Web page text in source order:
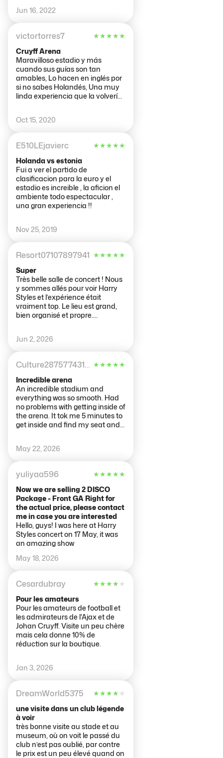
porque tengan pocos) pero
curiosa con muchos guiños a
Johan Cruyff.
Jun 16, 2022
victortorres7 ★★★★★
Cruyff Arena
Maravilloso estadio y más
cuando sus guías son tan
amables, Lo hacen en inglés por
si no sabes Holandés, Una muy
linda experiencia que la volvería
Oct 15, 2020
E510LEjavierc ★★★★★
Holanda vs estonia
Fui a ver el partido de
clasificacion para la euro y el
estadio es increible , la aficion el
ambiente todo espectacular ,
una gran experiencia !!
Nov 25, 2019
Resort07107897941 ★★★★★
Super
Très belle salle de concert ! Nous
y sommes allés pour voir Harry
Styles et l’expérience était
vraiment top. Le lieu est grand,
bien organisé et propre.
Nous avons passé une
excellente soirée. Je
recommande sans hésiter !
Jun 2, 2026
Culture28757743157 ★★★★★
Incredible arena
An incredible stadium and
everything was so smooth. Had
no problems with getting inside of
the arena. It tok me 5 minutes to
get inside and find my seat and
Would recommend everyone to
leave the arena as early as
possible after the show or match
to not get caught up in the big
crowds of people getting out at
the same time. If you’re taking
public transportation you should
rather take the train then the
metro:)
May 22, 2026
yuliyaa596 ★★★★★
Now we are selling 2 DISCO
Package - Front GA Right for
the actual price, please contact
me in case you are interested
Hello, guys! I was here at Harry
Styles concert on 17 May, it was
an amazing show
May 18, 2026
Cesardubray ★★★★ ★
Pour les amateurs
Pour les amateurs de football et
les admirateurs de l'Ajax et de
Johan Cruyff. Visite un peu chère
mais cela donne 10% de
réduction sur la boutique.
Jan 3, 2026
DreamWorld5375 ★★★★ ★
une visite dans un club légende
à voir
très bonne visite au stade et au
museum, où on voit le passé du
club n’est pas oublié, par contre
le prix est un peu élevé quand on